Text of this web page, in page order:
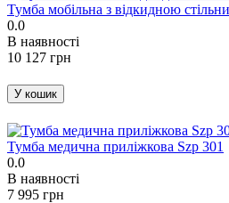
Тумба мобільна з відкидною
0.0
В наявності
‍10 127‍ грн
У кошик
Тумба медична приліжкова Szp 301
0.0
В наявності
‍7 995‍ грн